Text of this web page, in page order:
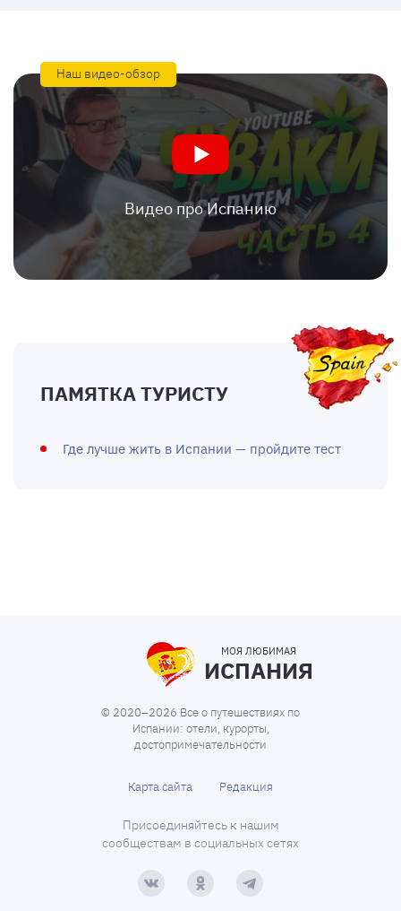
Наш видео-обзор
Видео про Испанию
ПАМЯТКА ТУРИСТУ
Где лучше жить в Испании — пройдите тест
МОЯ ЛЮБИМАЯ
ИСПАНИЯ
© 2020–2026 Все о путешествиях по
Испании: отели, курорты,
достопримечательности
Карта сайта Редакция
Присоединяйтесь к нашим
сообществам в социальных сетях